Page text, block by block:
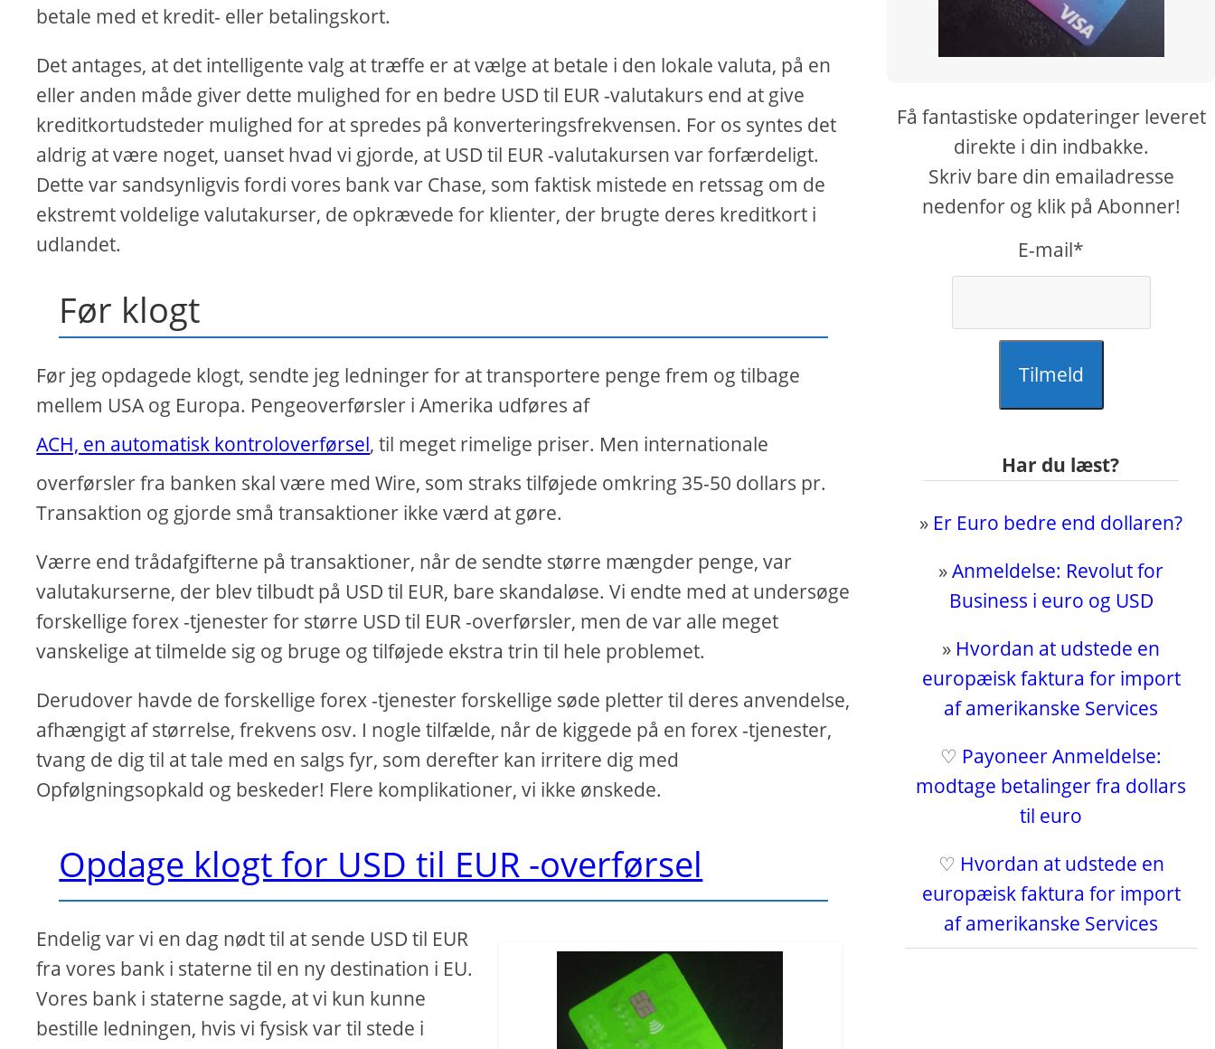
betale med et kredit- eller betalingskort.
Det antages, at det intelligente valg at træffe er at vælge at betale i den lokale valuta, på en
eller anden måde giver dette mulighed for en bedre USD til EUR -valutakurs end at give
kreditkortudsteder mulighed for at spredes på konverteringsfrekvensen. For os syntes det
aldrig at være noget, uanset hvad vi gjorde, at USD til EUR -valutakursen var forfærdeligt.
Dette var sandsynligvis fordi vores bank var Chase, som faktisk mistede en retssag om de
ekstremt voldelige valutakurser, de opkrævede for klienter, der brugte deres kreditkort i
udlandet.
Før klogt
Før jeg opdagede klogt, sendte jeg ledninger for at transportere penge frem og tilbage
mellem USA og Europa. Pengeoverførsler i Amerika udføres af
ACH, en automatisk kontroloverførsel, til meget rimelige priser. Men internationale
overførsler fra banken skal være med Wire, som straks tilføjede omkring 35-50 dollars pr.
Transaktion og gjorde små transaktioner ikke værd at gøre.
Værre end trådafgifterne på transaktioner, når de sendte større mængder penge, var
valutakurserne, der blev tilbudt på USD til EUR, bare skandaløse. Vi endte med at undersøge
forskellige forex -tjenester for større USD til EUR -overførsler, men de var alle meget
vanskelige at tilmelde sig og bruge og tilføjede ekstra trin til hele problemet.
Derudover havde de forskellige forex -tjenester forskellige søde pletter til deres anvendelse,
afhængigt af størrelse, frekvens osv. I nogle tilfælde, når de kiggede på en forex -tjenester,
tvang de dig til at tale med en salgs fyr, som derefter kan irritere dig med
Opfølgningsopkald og beskeder! Flere komplikationer, vi ikke ønskede.
Opdage klogt for USD til EUR -overførsel
Endelig var vi en dag nødt til at sende USD til EUR
fra vores bank i staterne til en ny destination i EU.
Vores bank i staterne sagde, at vi kun kunne
bestille ledningen, hvis vi fysisk var til stede i
Få fantastiske opdateringer leveret
direkte i din indbakke.
Skriv bare din emailadresse
nedenfor og klik på Abonner!
E-mail*
Tilmeld
Har du læst?
» Er Euro bedre end dollaren?
»Anmeldelse: Revolut for
Business i euro og USD
» Hvordan at udstede en
europæisk faktura for import
af amerikanske Services
♡ Payoneer Anmeldelse:
modtage betalinger fra dollars
til euro
♡ Hvordan at udstede en
europæisk faktura for import
af amerikanske Services